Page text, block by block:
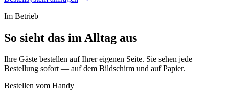
Im Betrieb
So sieht das im Alltag aus
Ihre Gäste bestellen auf Ihrer eigenen Seite. Sie sehen jede
Bestellung sofort — auf dem Bildschirm und auf Papier.
Bestellen vom Handy